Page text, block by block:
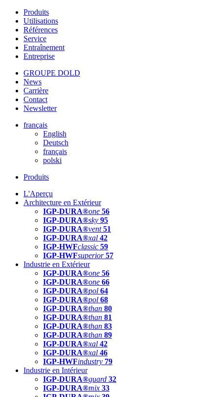
Produits
Utilisations
Références
Service
Entraînement
Entreprise
GROUPE DOLD
News
Carrière
Contact
Newsletter
français
English
Deutsch
français
polski
Produits
L'Aperçu
Architecture en Extérieur
IGP-DURA®one 56
IGP-DURA®sky 95
IGP-DURA®vent 51
IGP-DURA®xal 42
IGP-HWFclassic 59
IGP-HWFsuperior 57
Industrie en Extérieur
IGP-DURA®one 56
IGP-DURA®one 66
IGP-DURA®pol 64
IGP-DURA®pol 68
IGP-DURA®than 80
IGP-DURA®than 81
IGP-DURA®than 83
IGP-DURA®than 89
IGP-DURA®xal 42
IGP-DURA®xal 46
IGP-HWFindustry 79
Industrie en Intérieur
IGP-DURA®guard 32
IGP-DURA®mix 33